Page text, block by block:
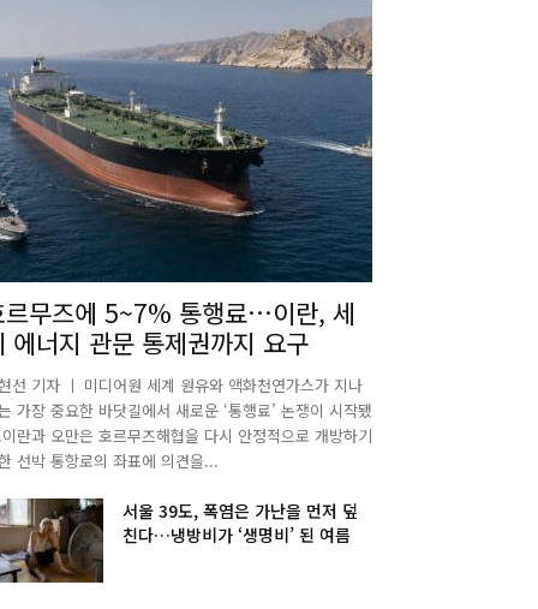
르무즈에 5~7% 통행료…이란, 세
에너지 관문 통제권까지 요구
선 기자 ㅣ 미디어원 세계 원유와 액화천연가스가 지나
가장 중요한 바닷길에서 새로운 ‘통행료’ 논쟁이 시작됐
란과 오만은 호르무즈해협을 다시 안정적으로 개방하기
선박 통항로의 좌표에 의견을...
서울 39도, 폭염은 가난을 먼저 덮
친다…냉방비가 ‘생명비’ 된 여름